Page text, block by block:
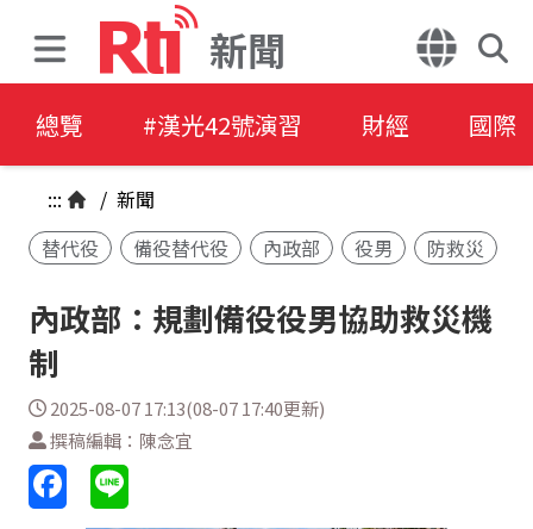
新聞
總覽 #漢光42號演習 財經 國際
::: / 新聞
替代役
備役替代役 內政部 役男 防救災
內政部：規劃備役役男協助救災機
制
2025-08-07 17:13(08-07 17:40更新)
撰稿編輯：陳念宜